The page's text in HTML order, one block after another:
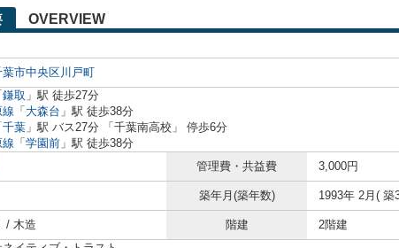
OVERVIEW
葉市中央区川戸町
鎌取 」駅 徒歩27分
「 大森台 」駅 徒歩38分
千葉 」駅 バス27分 「千葉南高校」 停歩6分
「 学園前 」駅 徒歩38分
管理費・共益費 3,000円
築年月(築年数) 1993年 2月( 築
/ 木造 階建 2階建